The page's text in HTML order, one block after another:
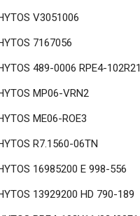
V3051006
7167056
489-0006 RPE4-102R21
MP06-VRN2
ME06-ROE3
R7.1560-06TN
16985200 E 998-556
13929200 HD 790-189